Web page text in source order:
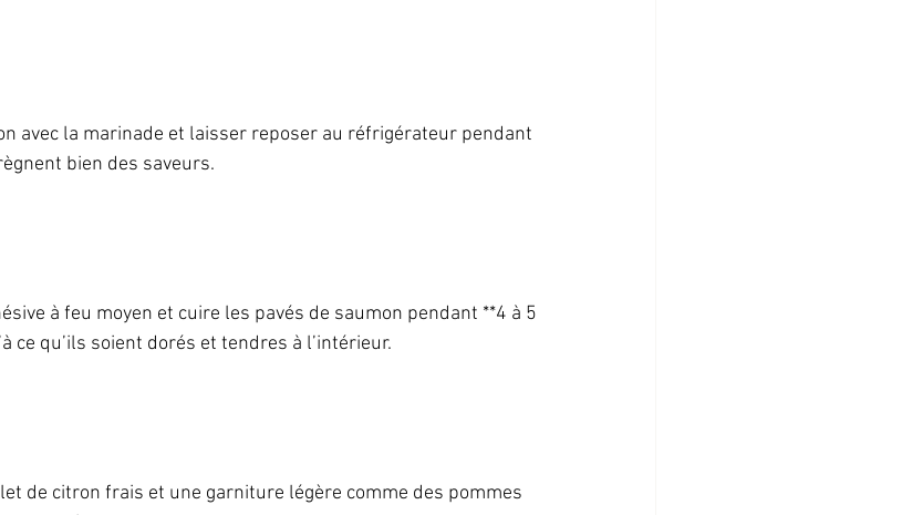
avec la marinade et laisser reposer au réfrigérateur pendant
bien des saveurs.
à feu moyen et cuire les pavés de saumon pendant **4 à 5
ce qu’ils soient dorés et tendres à l’intérieur.
de citron frais et une garniture légère comme des pommes